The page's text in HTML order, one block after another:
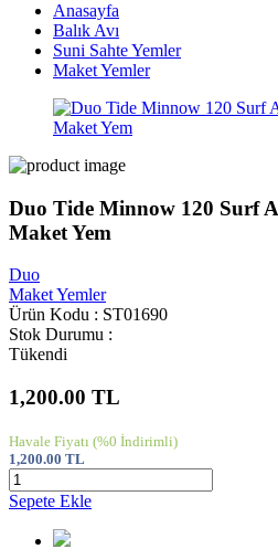
Anasayfa
Balık Avı
Suni Sahte Yemler
Maket Yemler
Duo Tide Minnow 120 Surf
Maket Yem
Duo
Maket Yemler
Ürün Kodu : ST01690
Stok Durumu :
Tükendi
1,200.00 TL
Havale Fiyatı (%0 İndirimli)
1,200.00 TL
Sepete Ekle